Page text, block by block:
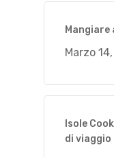
Mangiare
Marzo
Isole
di viaggio